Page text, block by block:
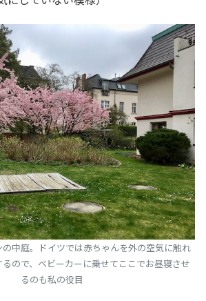
中庭。ドイツでは赤ちゃんを外の空気に触れ
ので、ベビーカーに乗せてここでお昼寝させ
るのも私の役目